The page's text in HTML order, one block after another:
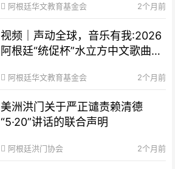
阿根廷华文教育基金会 2个月前
视频｜声动全球，音乐有我:2026
阿根廷“统促杯”水立方中文歌曲大
阿根廷华文教育基金会 2个月前
美洲洪门关于严正谴责赖清德
“5·20”讲话的联合声明
阿根廷洪门协会 2个月前